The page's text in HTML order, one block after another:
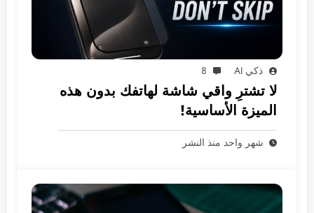
ذكي AI 8
لا تشترِ واقي شاشة لهاتفك بدون هذه
الميزة الأساسية!
شهر واحد منذ النشر